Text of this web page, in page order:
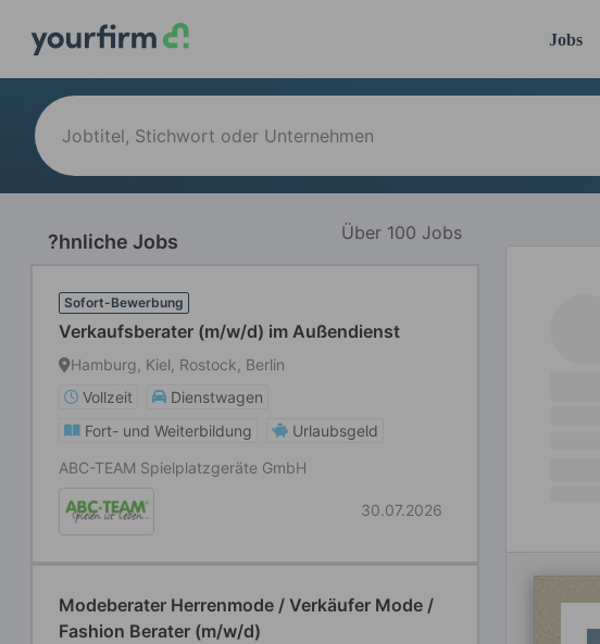
Jobs
?hnliche Jobs Über 100 Jobs
Sofort-Bewerbung
Verkaufsberater (m/w/d) im Außendienst
Hamburg, Kiel, Rostock, Berlin
Vollzeit
Dienstwagen
Fort- und Weiterbildung
Urlaubsgeld
ABC-TEAM Spielplatzgeräte GmbH
30.07.2026
Modeberater Herrenmode / Verkäufer Mode /
Fashion Berater (m/w/d)